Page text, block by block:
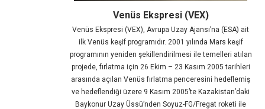
Venüs Ekspresi (VEX)
Venüs Ekspresi (VEX), Avrupa Uzay Ajansı’na (ESA) ait
ilk Venüs keşif programıdır. 2001 yılında Mars keşif
programının yeniden şekillendirilmesi ile temelleri atılan
projede, fırlatma için 26 Ekim – 23 Kasım 2005 tarihleri
arasında açılan Venüs fırlatma penceresini hedeflemiş
ve hedeflendiği üzere 9 Kasım 2005’te Kazakistan’daki
Baykonur Uzay Üssü’nden Soyuz-FG/Fregat roketi ile